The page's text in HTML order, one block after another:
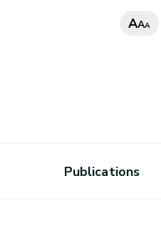
AAA
Publications